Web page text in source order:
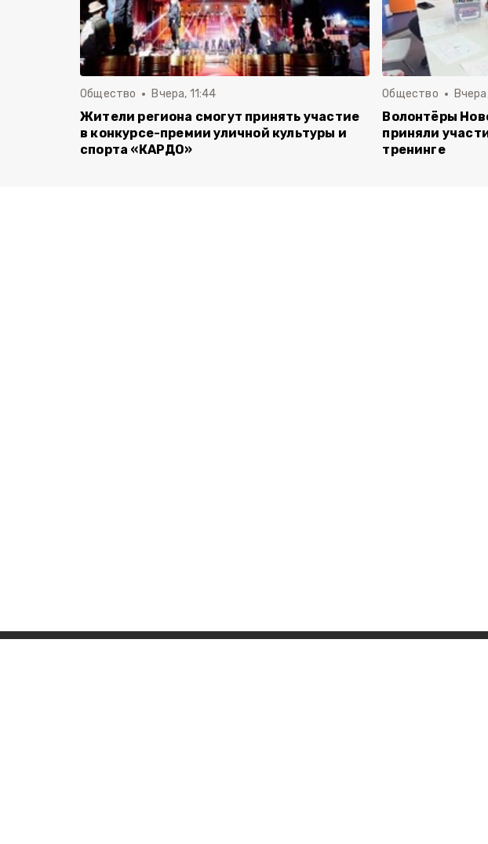
Общество Вчера, 11:44
Жители региона смогут принять участие
в конкурсе-премии уличной культуры и
спорта «КАРДО»
Общество
Волонтёры
приняли
тренинге